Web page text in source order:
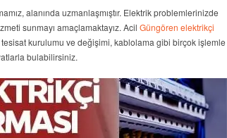
alanında uzmanlaşmıştır. Elektrik problemlerinizde
sunmayı amaçlamaktayız. Acil Güngören elektrikçi
kurulumu ve değişimi, kablolama gibi birçok işlemle
bulabilirsiniz.